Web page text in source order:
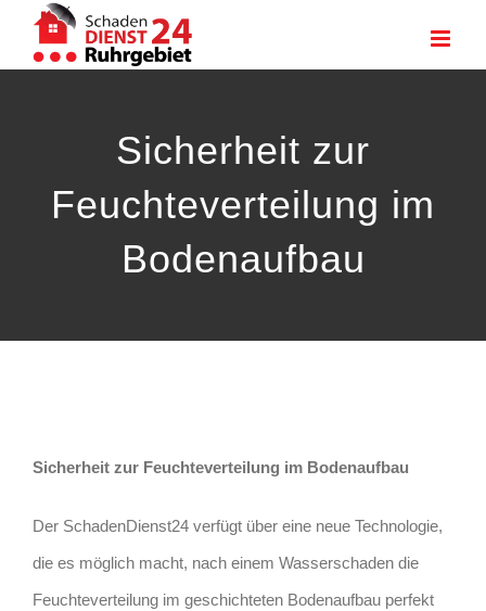
Inhalt
Sicherheit zur
Feuchteverteilung im
Bodenaufbau
Sicherheit zur Feuchteverteilung im Bodenaufbau
Der SchadenDienst24 verfügt über eine neue Technologie,
die es möglich macht, nach einem Wasserschaden die
Feuchteverteilung im geschichteten Bodenaufbau perfekt